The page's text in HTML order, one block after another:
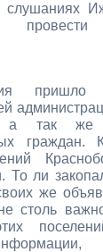
слушаниях
пришло
а так же
граждан.
То ли
же
столь